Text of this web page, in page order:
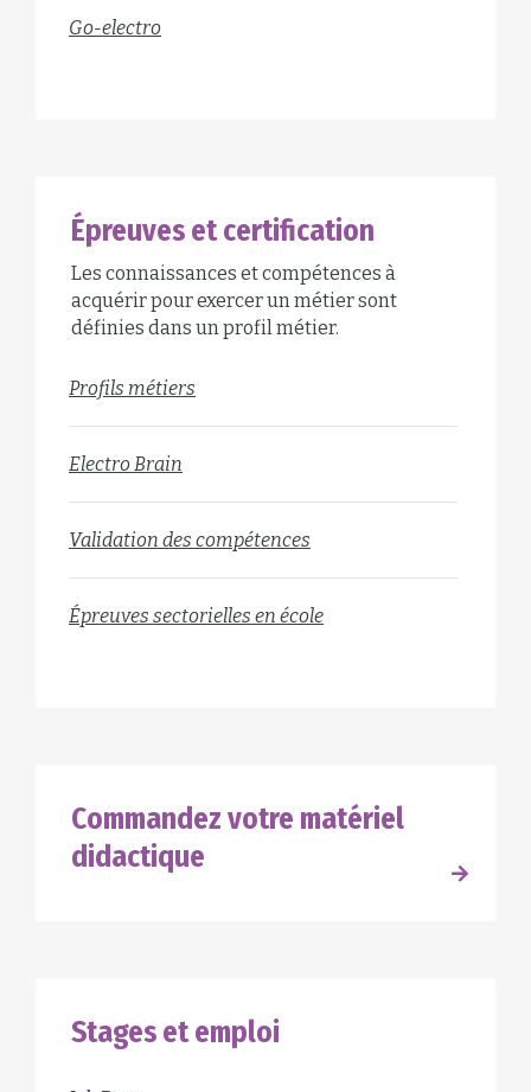
Go-electro
Épreuves et certification
Les connaissances et compétences à
acquérir pour exercer un métier sont
définies dans un profil métier.
Profils métiers
Electro Brain
Validation des compétences
Épreuves sectorielles en école
Commandez votre matériel
didactique
Stages et emploi